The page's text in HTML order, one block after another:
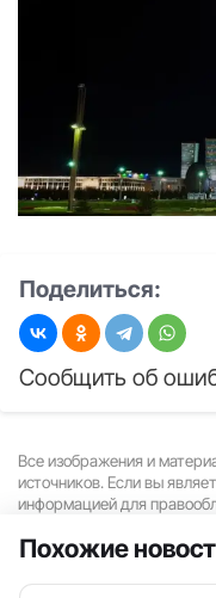
Поделиться:
Сообщить об
Все изображения и
источников. Если вы
информацией для
Похожие